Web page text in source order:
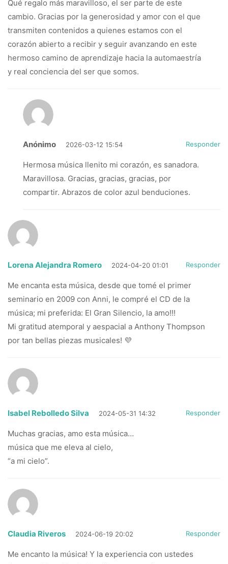
Qué regalo más maravilloso, el ser parte de este
cambio. Gracias por la generosidad y amor con el que
transmiten contenidos a quienes estamos con el
corazón abierto a recibir y seguir avanzando en este
hermoso camino de aprendizaje hacia la automaestría
y real conciencia del ser que somos.
Anónimo 2026-03-12 15:54 Responder
Hermosa música llenito mi corazón, es sanadora.
Maravillosa. Gracias, gracias, gracias, por
compartir. Abrazos de color azul benduciones.
Lorena Alejandra Romero 2024-04-20 01:01 Responder
Me encanta esta música, desde que tomé el primer
seminario en 2009 con Anni, le compré el CD de la
música; mi preferida: El Gran Silencio, la amo!!!
Mi gratitud atemporal y aespacial a Anthony Thompson
por tan bellas piezas musicales! 💜
Isabel Rebolledo Silva 2024-05-31 14:32 Responder
Muchas gracias, amo esta música…
música que me eleva al cielo,
“a mi cielo”.
Claudia Riveros 2024-06-19 20:02 Responder
Me encanto la música! Y la experiencia con ustedes